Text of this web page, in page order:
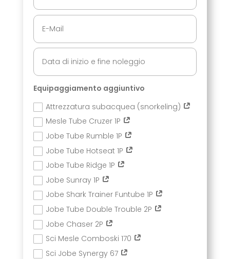
Equipaggiamento aggiuntivo
Attrezzatura subacquea (snorkeling)
Mesle Tube Cruzer 1P
Jobe Tube Rumble 1P
Jobe Tube Hotseat 1P
Jobe Tube Ridge 1P
Jobe Sunray 1P
Jobe Shark Trainer Funtube 1P
Jobe Tube Double Trouble 2P
Jobe Chaser 2P
Sci Mesle Comboski 170
Sci Jobe Synergy 67